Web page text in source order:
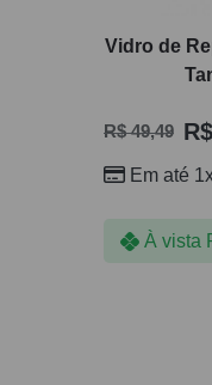
Vidro de
R$49,49 R$
Em até
À vista